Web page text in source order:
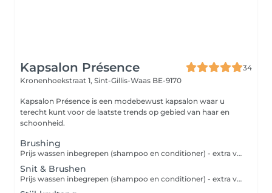
Kapsalon Présence
34
Kronenhoekstraat 1, Sint-Gillis-Waas BE-9170
Kapsalon Présence is een modebewust kapsalon waar u
terecht kunt voor de laatste trends op gebied van haar en
schoonheid.
Brushing
Prijs wassen inbegrepen (shampoo en conditioner) - extra verzorgend masker = 6 euro Wenst de Natuurlijke SO PURE lijn te gebruiken, dan komt er een supplement van 5 euro bij. Indien je wenst af te werken met de stijl-of krultang, gelieve dit dan apart bij te boeken.
Snit & Brushen
Prijs wassen inbegrepen (shampoo en conditioner) - extra verzorgend masker = 6 euro Wenst de Natuurlijke SO PURE lijn te gebruiken, dan komt er een supplement van 5 euro bij. Indien je wenst af te werken met de stijl-of krultang, gelieve dit dan apart bij te boeken. Ook bij handdrogen worden deze prijzen gehanteerd.